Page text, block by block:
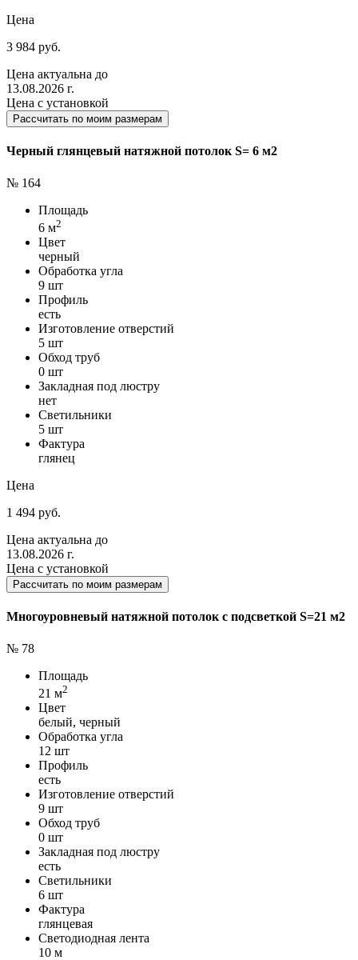
Цена
3 984 руб.
Цена актуальна до
13.08.2026 г.
Цена с установкой
Рассчитать по моим размерам
Черный глянцевый натяжной потолок S= 6 м2
№ 164
Площадь
6 м2
Цвет
черный
Обработка угла
9 шт
Профиль
есть
Изготовление отверстий
5 шт
Обход труб
0 шт
Закладная под люстру
нет
Светильники
5 шт
Фактура
глянец
Цена
1 494 руб.
Цена актуальна до
13.08.2026 г.
Цена с установкой
Рассчитать по моим размерам
Многоуровневый натяжной потолок с подсветкой S=21 м2
№ 78
Площадь
21 м2
Цвет
белый, черный
Обработка угла
12 шт
Профиль
есть
Изготовление отверстий
9 шт
Обход труб
0 шт
Закладная под люстру
есть
Светильники
6 шт
Фактура
глянцевая
Светодиодная лента
10 м